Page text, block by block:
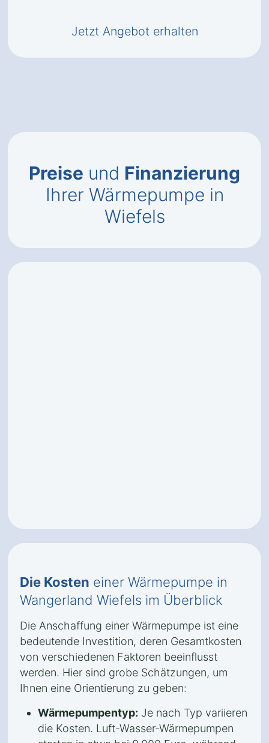
Jetzt Angebot erhalten
Preise und Finanzierung
Ihrer Wärmepumpe in
Wiefels
Die Kosten einer Wärmepumpe in
Wangerland Wiefels im Überblick
Die Anschaffung einer Wärmepumpe ist eine
bedeutende Investition, deren Gesamtkosten
von verschiedenen Faktoren beeinflusst
werden. Hier sind grobe Schätzungen, um
Ihnen eine Orientierung zu geben:
Wärmepumpentyp: Je nach Typ variieren
die Kosten. Luft-Wasser-Wärmepumpen